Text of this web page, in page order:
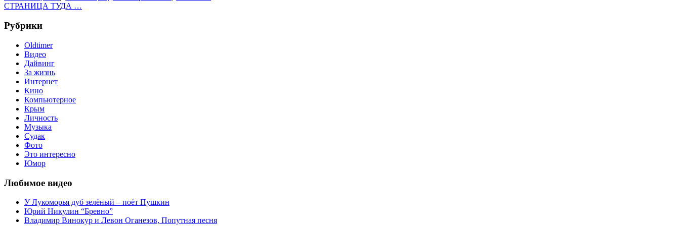
по
записям
запись:
СТРАНИЦА ТУДА Следующая
…
Рубрики
Oldtimer
Видео
Дайвинг
За жизнь
Интернет
Кино
Компьютерное
Крым
Личность
Музыка
Судак
Фото
Это интересно
Юмор
Любимое видео
У Лукоморья дуб зелёный – поёт Пушкин
Юрий Никулин “Бревно”
Владимир Винокур и Левон Оганезов, Попутная песня